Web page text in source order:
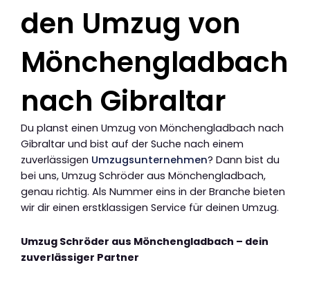
den Umzug von
Mönchengladbach
nach Gibraltar
Du planst einen Umzug von Mönchengladbach nach
Gibraltar und bist auf der Suche nach einem
zuverlässigen Umzugsunternehmen? Dann bist du
bei uns, Umzug Schröder aus Mönchengladbach,
genau richtig. Als Nummer eins in der Branche bieten
wir dir einen erstklassigen Service für deinen Umzug.
Umzug Schröder aus Mönchengladbach – dein
zuverlässiger Partner